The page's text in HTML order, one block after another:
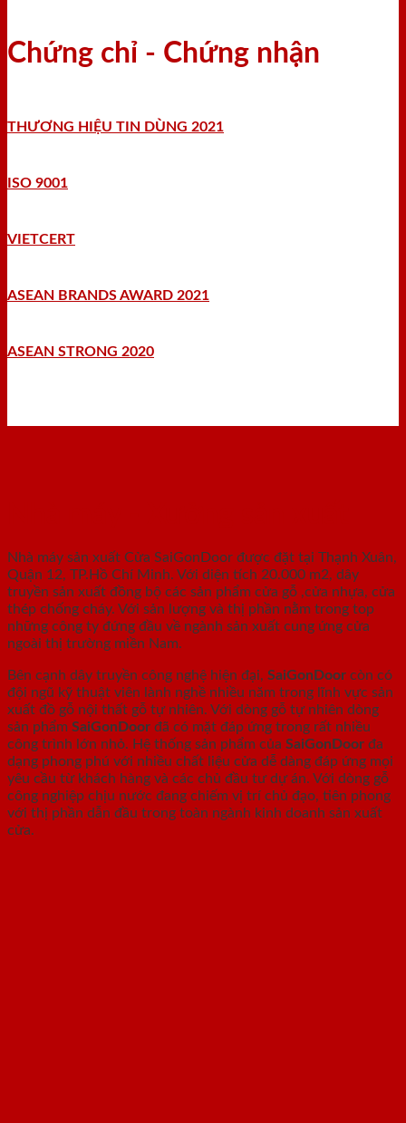
Chứng chỉ - Chứng nhận
THƯƠNG HIỆU TIN DÙNG 2021
ISO 9001
VIETCERT
ASEAN BRANDS AWARD 2021
ASEAN STRONG 2020
Nhà máy sản xuất Cửa SaiGonDoor được đặt tại Thạnh Xuân,
Quận 12, TP.Hồ Chí Minh. Với diện tích 20.000 m2, dây
truyền sản xuất đồng bộ các sản phẩm cửa gỗ ,cửa nhựa, cửa
thép chống cháy. Với sản lượng và thị phần nằm trong top
những công ty đứng đầu về ngành sản xuất cung ứng cửa
ngoài thị trường miền Nam.
Bên cạnh dây truyền công nghệ hiện đại, SaiGonDoor còn có
đội ngũ kỹ thuật viên lành nghề nhiều năm trong lĩnh vực sản
xuất đồ gỗ nội thất gỗ tự nhiên. Với dòng gỗ tự nhiên dòng
sản phẩm SaiGonDoor đã có mặt đáp ứng trong rất nhiều
công trình lớn nhỏ. Hệ thống sản phẩm của SaiGonDoor đa
dạng phong phú với nhiều chất liệu cửa dễ dàng đáp ứng mọi
yêu cầu từ khách hàng và các chủ đầu tư dự án. Với dòng gỗ
công nghiệp chịu nước đang chiếm vị trí chủ đạo, tiên phong
với thị phần dẫn đầu trong toàn ngành kinh doanh sản xuất
cửa.